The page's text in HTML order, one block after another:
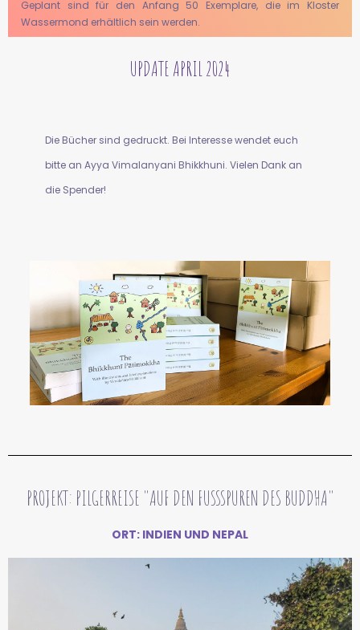
Geplant sind für den Anfang 50 Exemplare, die im Kloster
Wassermond erhältlich sein werden.
UPDATE APRIL 2024
Die Bücher sind gedruckt. Bei Interesse wendet euch
bitte an Ayya Vimalanyani Bhikkhuni. Vielen Dank an
die Spender!
PROJEKT: PILGERREISE "AUF DEN FUSSSPUREN DES BUDDHA"
ORT: INDIEN UND NEPAL